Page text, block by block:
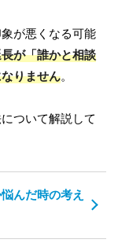
が悪くなる可能
が「誰かと相談
りません。
ついて解説して
んだ時の考え